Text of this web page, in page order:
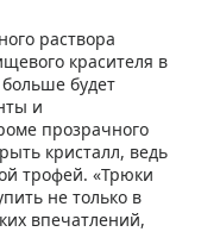
раствора
красителя в
будет
и
прозрачного
кристалл, ведь
трофей. «Трюки
не только в
впечатлений,